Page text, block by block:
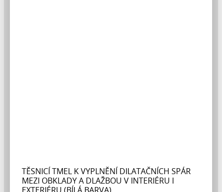
TĚSNICÍ TMEL K VYPLNĚNÍ DILATAČNÍCH SPÁR
MEZI OBKLADY A DLAŽBOU V INTERIÉRU I